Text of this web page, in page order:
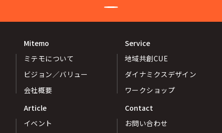
Mitemo
ミテモについて
ビジョン／バリュー
会社概要
Service
地域共創CUE
ダイナミクスデザイン
ワークショップ
Article
イベント
Contact
お問い合わせ